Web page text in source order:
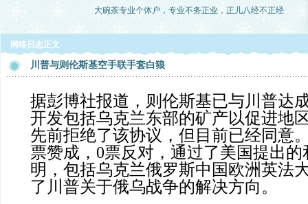
大碗茶专业个体户，专业不务正业，正儿八经不正经
网络日志正文
川普与则伦斯基空手联手套白狼
据彭博社报道，则伦斯基已与川普达
开发包括乌克兰东部的矿产以促进地
先前拒绝了该协议，但目前已经同意
票赞成，0票反对，通过了美国提出
明，包括乌克兰俄罗斯中国欧洲英法
了川普关于俄乌战争的解决方向。